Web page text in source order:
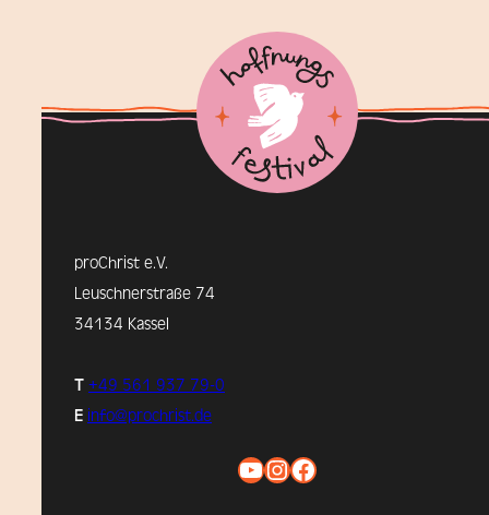
proChrist e.V.
Leuschnerstraße 74
34134 Kassel
T +49 561 937 79-0
E info@prochrist.de
YouTube InstagramFacebook